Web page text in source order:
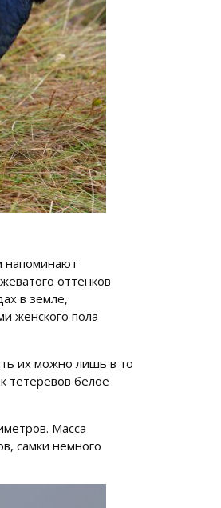
напоминают
оттенков
в земле,
женского пола
их можно лишь в то
тетеревов белое
Масса
самки немного